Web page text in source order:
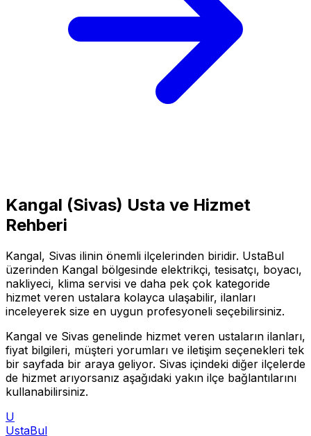
Kangal (Sivas) Usta ve Hizmet
Rehberi
Kangal, Sivas ilinin önemli ilçelerinden biridir. UstaBul
üzerinden Kangal bölgesinde elektrikçi, tesisatçı, boyacı,
nakliyeci, klima servisi ve daha pek çok kategoride
hizmet veren ustalara kolayca ulaşabilir, ilanları
inceleyerek size en uygun profesyoneli seçebilirsiniz.
Kangal ve Sivas genelinde hizmet veren ustaların ilanları,
fiyat bilgileri, müşteri yorumları ve iletişim seçenekleri tek
bir sayfada bir araya geliyor. Sivas içindeki diğer ilçelerde
de hizmet arıyorsanız aşağıdaki yakın ilçe bağlantılarını
kullanabilirsiniz.
U
UstaBul